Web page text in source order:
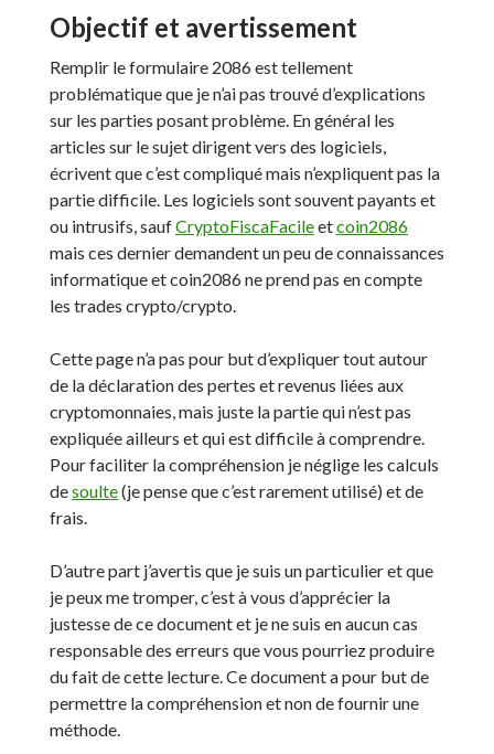
Objectif et avertissement
Remplir le formulaire 2086 est tellement
problématique que je n’ai pas trouvé d’explications
sur les parties posant problème. En général les
articles sur le sujet dirigent vers des logiciels,
écrivent que c’est compliqué mais n’expliquent pas la
partie difficile. Les logiciels sont souvent payants et
ou intrusifs, saufCryptoFiscaFacileetcoin2086
mais ces dernier demandent un peu de connaissances
informatique et coin2086 ne prend pas en compte
les trades crypto/crypto.
Cette page n’a pas pour but d’expliquer tout autour
de la déclaration des pertes et revenus liées aux
cryptomonnaies, mais juste la partie qui n’est pas
expliquée ailleurs et qui est difficile à comprendre.
Pour faciliter la compréhension je néglige les calculs
desoulte(je pense que c’est rarement utilisé) et de
frais.
D’autre part j’avertis que je suis un particulier et que
je peux me tromper, c’est à vous d’apprécier la
justesse de ce document et je ne suis en aucun cas
responsable des erreurs que vous pourriez produire
du fait de cette lecture. Ce document a pour but de
permettre la compréhension et non de fournir une
méthode.